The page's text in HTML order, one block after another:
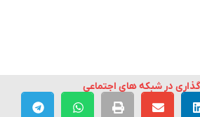
در شبکه های اجتماعی